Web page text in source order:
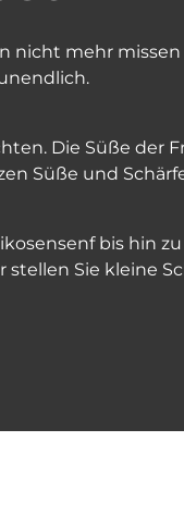
nicht mehr
Die Süße der
Süße und
bis hin
Sie kleine